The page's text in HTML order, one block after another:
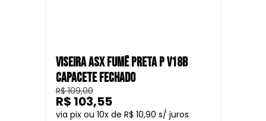
VISEIRA ASX FUMÊ PRETA P V18B
CAPACETE FECHADO
R$ 109,00
10
R$ 10,90
R$ 103,55